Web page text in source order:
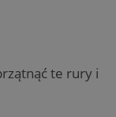
te rury i